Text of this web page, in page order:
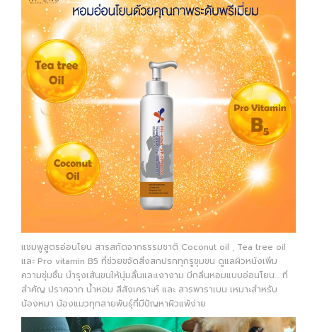
แชมพูสูตรอ่อนโยน สารสกัดจากธรรมชาติ Coconut oil , Tea tree oil
และ Pro vitamin B5 ที่ช่วยขจัดสิ่งสกปรกทุกรูขุมขน ดูแลผิวหนังเพิ่ม
ความชุ่มชื่น บำรุงเส้นขนให้นุ่มลื่นและเงางาม มีกลิ่นหอมแบบอ่อนโยน… ที่
สำคัญ ปราศจาก น้ำหอม สีสังเคราะห์ และ สารพาราเบน เหมาะสำหรับ
น้องหมา น้องแมวทุกสายพันธุ์ที่มีปัญหาผิวแพ้ง่าย